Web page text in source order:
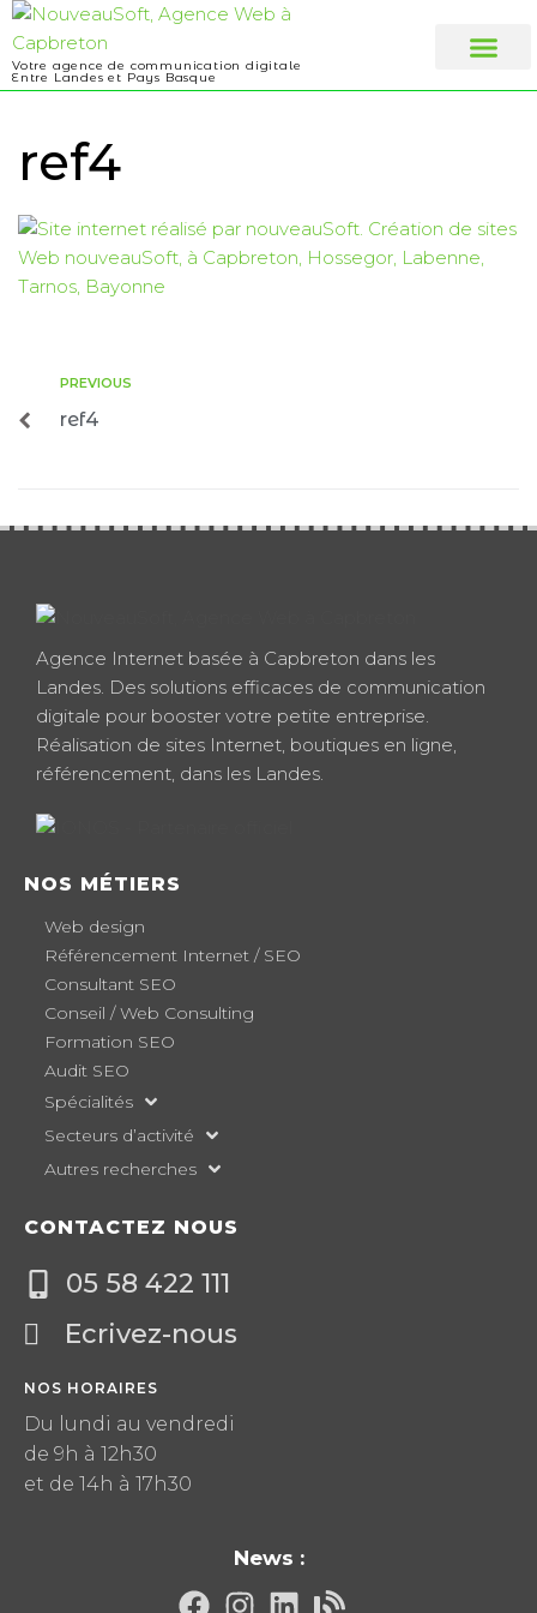
Votre agence de communication digitale
Entre Landes et Pays Basque
ref4
PREVIOUS
ref4
Agence Internet basée à Capbreton dans les
Landes. Des solutions efficaces de communication
digitale pour booster votre petite entreprise.
Réalisation de sites Internet, boutiques en ligne,
référencement, dans les Landes.
NOS MÉTIERS
Web design
Référencement Internet / SEO
Consultant SEO
Conseil / Web Consulting
Formation SEO
Audit SEO
Spécialités
Secteurs d’activité
Autres recherches
CONTACTEZ NOUS
05 58 422 111
Ecrivez-nous
NOS HORAIRES
Du lundi au vendredi
de 9h à 12h30
et de 14h à 17h30
News :